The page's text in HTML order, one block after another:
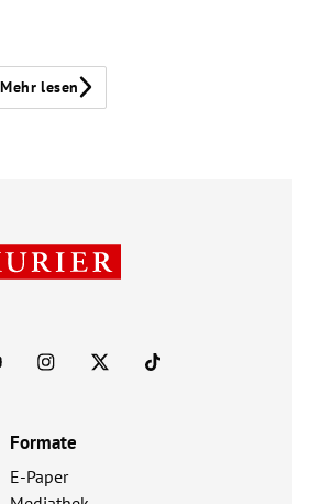
Mehr lesen
Formate
E-Paper